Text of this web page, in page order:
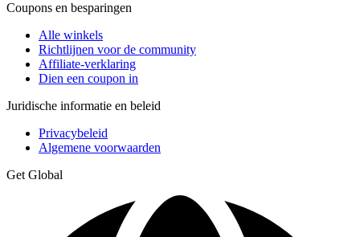
Coupons en besparingen
Alle winkels
Richtlijnen voor de community
Affiliate-verklaring
Dien een coupon in
Juridische informatie en beleid
Privacybeleid
Algemene voorwaarden
Get Global